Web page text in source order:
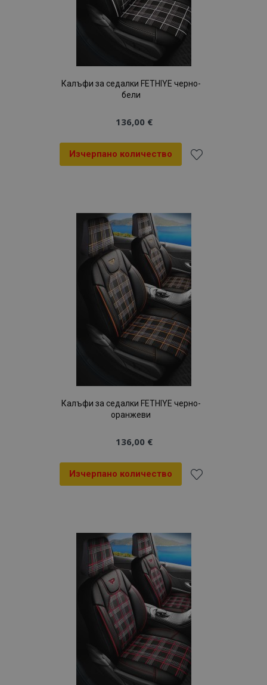
Калъфи за седалки FETHIYE черно-
бели
136,00 €
Изчерпано количество
Списък
желани
продукти
Калъфи за седалки FETHIYE черно-
оранжеви
136,00 €
Изчерпано количество
Списък
желани
продукти